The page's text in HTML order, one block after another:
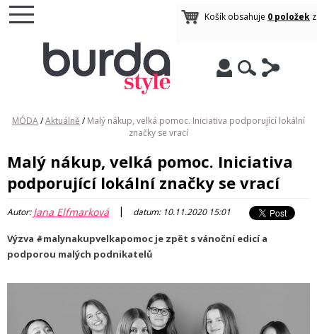
Košík obsahuje 0 položek
MÓDA/Aktuálně / Malý nákup, velká pomoc. Iniciativa podporující lokální
značky se vrací
Malý nákup, velká pomoc. Iniciativa
podporující lokální značky se vrací
Autor:Jana Elfmarková | datum: 10.11.2020 15:01
Výzva #malynakupvelkapomoc je zpět s vánoční edicí a
podporou malých podnikatelů